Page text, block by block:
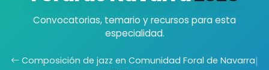
Convocatorias, temario y recursos para esta
especialidad.
Composición de jazz en Comunidad Foral de Navarra|